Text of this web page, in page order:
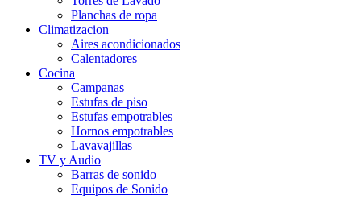
Planchas de ropa
Climatizacion
Aires acondicionados
Calentadores
Cocina
Campanas
Estufas de piso
Estufas empotrables
Hornos empotrables
Lavavajillas
TV y Audio
Barras de sonido
Equipos de Sonido